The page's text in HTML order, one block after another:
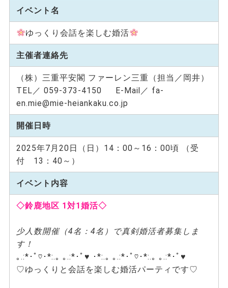
イベント名
ゆっくり会話を楽しむ婚活
主催者連絡先
（株）三重平安閣 ファーレン三重（担当／岡井）
TEL／ 059-373-4150 E-Mail／ fa-
en.mie@mie-heiankaku.co.jp
開催日時
2025年7月20日（日）14：00～16：00頃 （受
付 13：40～）
イベント内容
◇鈴鹿地区 1対1婚活◇
少人数開催（4名：4名）で真剣婚活者募集しま
す！
｡.:*･ﾟ♡･*:.｡ ｡.:*･ﾟ♥ ･*:.｡ ｡.:*･ﾟ♡･*:.｡ ｡.:*･ﾟ♥
♡ゆっくりと会話を楽しむ婚活パーティです♡